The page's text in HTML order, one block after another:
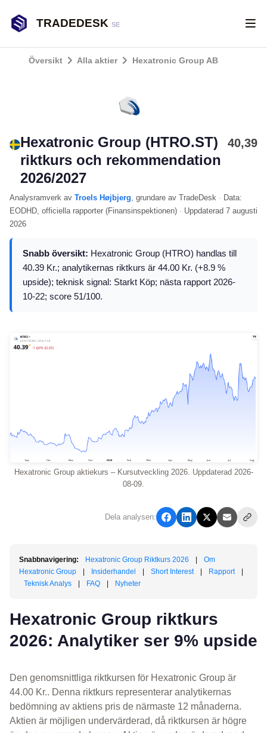
TRADEDESK SE
Översikt Alla aktier Hexatronic Group AB
Hexatronic Group (HTRO.ST)
riktkurs och rekommendation
2026/2027
40,39
Analysramverk av Troels Højbjerg, grundare av TradeDesk · Data:
EODHD, officiella rapporter (Finansinspektionen) · Uppdaterad 7 augusti
2026
Snabb översikt: Hexatronic Group (HTRO) handlas till
40.39 Kr.; analytikernas riktkurs är 44.00 Kr. (+8.9 %
upside); teknisk signal: Starkt Köp; nästa rapport 2026-
10-22; score 51/100.
Hexatronic Group aktiekurs – Kursutveckling 2026. Uppdaterad 2026-
08-09.
Dela analysen:
Snabbnavigering: Hexatronic Group Riktkurs 2026
Om
Hexatronic Group
Insiderhandel Short Interest Rapport
Teknisk Analys
FAQ Nyheter
Hexatronic Group riktkurs
2026: Analytiker ser 9% upside
Den genomsnittliga riktkursen för Hexatronic Group är
44.00 Kr.. Denna riktkurs representerar analytikernas
bedömning av aktiens pris de närmaste 12 månaderna.
Aktien är möjligen undervärderad, då riktkursen är högre